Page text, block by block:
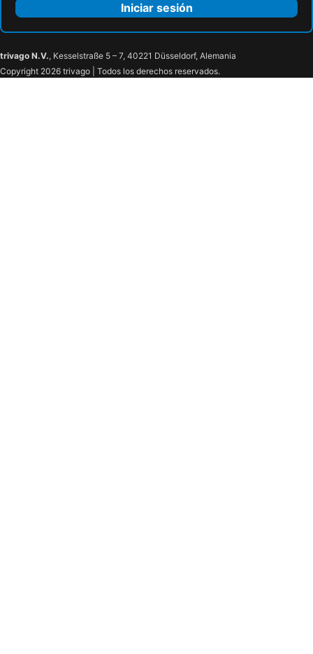
Iniciar sesión
trivago N.V., Kesselstraße 5 – 7, 40221 Düsseldorf, Alemania
Copyright 2026 trivago | Todos los derechos reservados.